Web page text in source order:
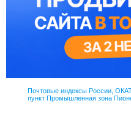
Почтовые индексы России,
пункт Промышленная зона